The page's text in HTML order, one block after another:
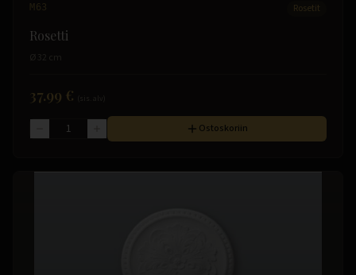
M63 Rosetit
Rosetti
Ø 32 cm
37.99 €
Ostoskoriin